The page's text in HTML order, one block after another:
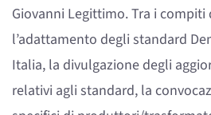
Giovanni Legittimo. Tra i compiti
l’adattamento degli standard
Italia, la divulgazione degli
relativi agli standard, la